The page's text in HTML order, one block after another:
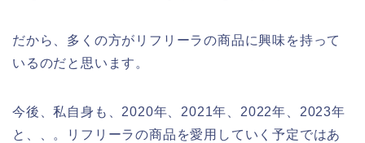
だから、多くの方がリフリーラの商品に興味を持って
いるのだと思います。
今後、私自身も、2020年、2021年、2022年、2023年
と、、。リフリーラの商品を愛用していく予定ではあ